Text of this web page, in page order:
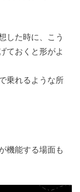
した時に、こう
ておくと形がよ
乗れるような所
機能する場面も